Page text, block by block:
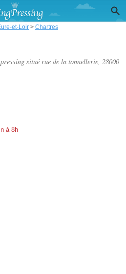
et-Loir > Chartres
situé rue de la tonnellerie, 28000
à 8h